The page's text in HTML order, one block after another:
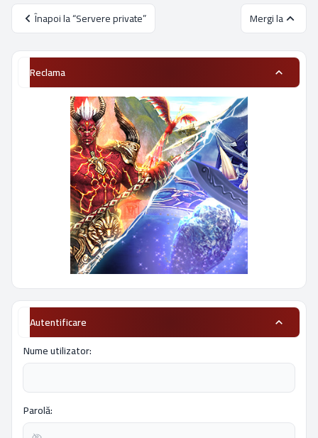
Înapoi la “Servere private” Mergi la
Reclama
Autentificare
Nume utilizator:
Parolă: